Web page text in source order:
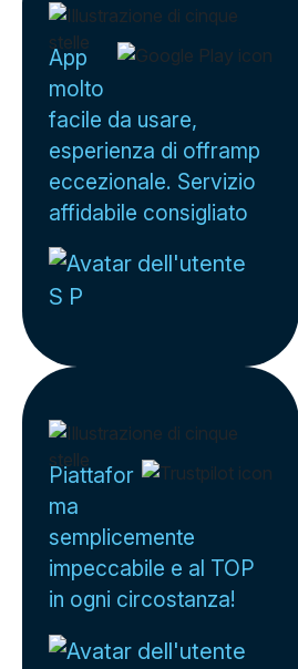
App
molto
facile da usare,
esperienza di offramp
eccezionale. Servizio
affidabile consigliato
S P
Piattafor
ma
semplicemente
impeccabile e al TOP
in ogni circostanza!